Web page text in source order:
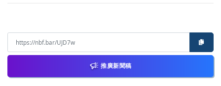
推廣新聞稿